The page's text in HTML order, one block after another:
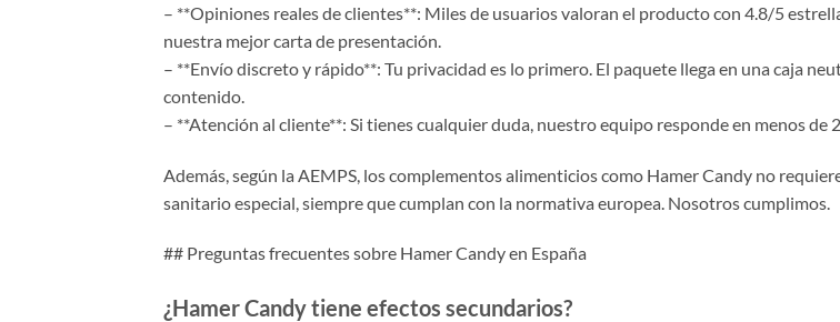
– **Opiniones reales de clientes**: Miles de usuarios valoran el producto con 4.8/5
nuestra mejor carta de presentación.
– **Envío discreto y rápido**: Tu privacidad es lo primero. El paquete llega en una caja
contenido.
– **Atención al cliente**: Si tienes cualquier duda, nuestro equipo responde en menos de
Además, según la AEMPS, los complementos alimenticios como Hamer Candy no
sanitario especial, siempre que cumplan con la normativa europea. Nosotros cumplimos.
## Preguntas frecuentes sobre Hamer Candy en España
¿Hamer Candy tiene efectos secundarios?